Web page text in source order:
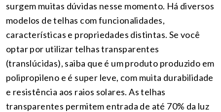
surgem muitas dúvidas nesse momento. Há diversos
modelos de telhas com funcionalidades,
características e propriedades distintas. Se você
optar por utilizar telhas transparentes
(translúcidas), saiba que é um produto produzido em
polipropileno e é super leve, com muita durabilidade
e resistência aos raios solares. As telhas
transparentes permitem entrada de até 70% da luz